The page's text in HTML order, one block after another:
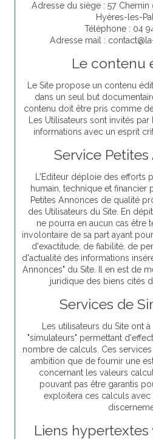
Adresse du siège : 57 Chemin
Hyères-les-
Téléphone : 04
Adresse mail :
Le contenu
Le Site propose un contenu
dans un seul but
contenu doit être pris comme
Les Utilisateurs sont invités
informations avec un esprit
Service
L'Editeur déploie des efforts
humain, technique et financier
Petites Annonces de qualité
des Utilisateurs du Site. En
ne pourra en aucun cas être
involontaire de sa part ayant
d'exactitude, de fiabilité, de
d'actualité des informations
Annonces" du Site. Il en est de
juridique des biens cités
Services de
Les utilisateurs du Site ont
"simulateurs" permettant
nombre de calculs. Ces
ambition que de fournir une
concernant les valeurs
pouvant pas être garantis
exploitera ces calculs
Liens hypertextes